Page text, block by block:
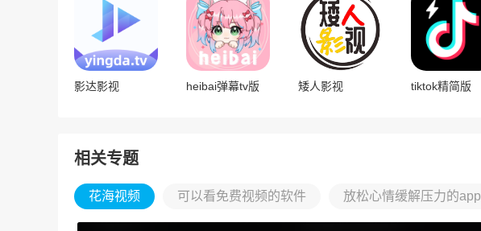
影达影视 heibai弹幕tv版 矮人影视 tiktok精简版
相关专题
花海视频 可以看免费视频的软件 放松心情缓解压力的app